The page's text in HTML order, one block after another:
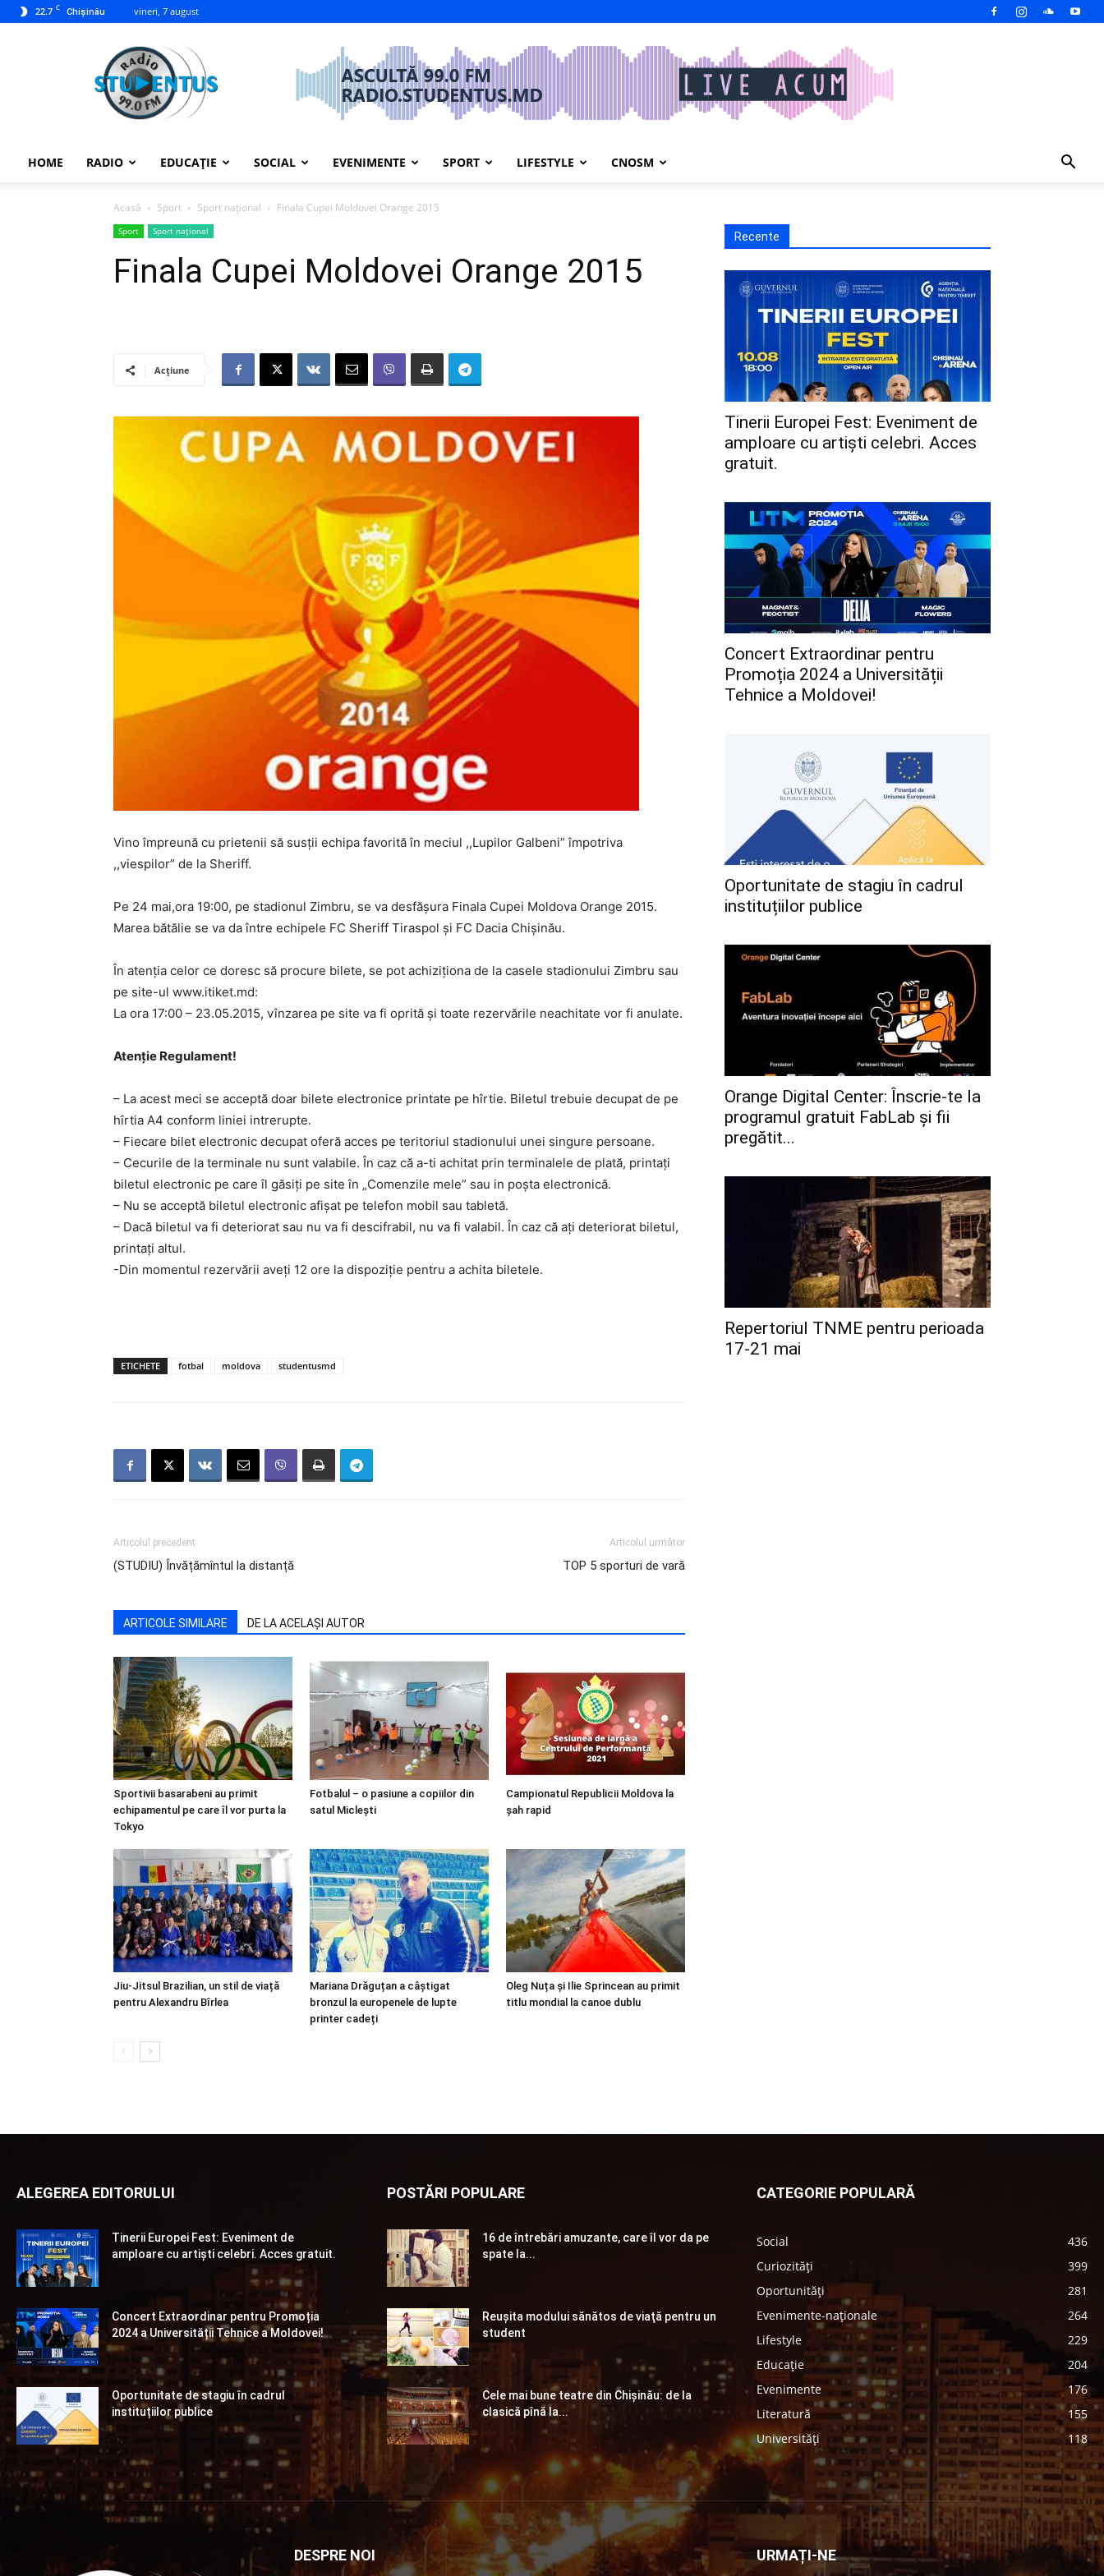
22.7 C Chișinău vineri, 7 august
studentus.md
HOME RADIO EDUCAȚIE SOCIAL EVENIMENTE SPORT LIFESTYLE CNOSM
Acasă Sport Sport național Finala Cupei Moldovei Orange 2015
Sport Sport național
Finala Cupei Moldovei Orange 2015
Acțiune
Vino împreună cu prietenii să susții echipa favorită în meciul ,,Lupilor Galbeni” împotriva
,,viespilor” de la Sheriff.
Pe 24 mai,ora 19:00, pe stadionul Zimbru, se va desfășura Finala Cupei Moldova Orange 2015.
Marea bătălie se va da între echipele FC Sheriff Tiraspol și FC Dacia Chișinău.
În atenția celor ce doresc să procure bilete, se pot achiziționa de la casele stadionului Zimbru sau
pe site-ul www.itiket.md:
La ora 17:00 – 23.05.2015, vînzarea pe site va fi oprită și toate rezervările neachitate vor fi anulate.
Atenție Regulament!
– La acest meci se acceptă doar bilete electronice printate pe hîrtie. Biletul trebuie decupat de pe
hîrtia A4 conform liniei intrerupte.
– Fiecare bilet electronic decupat oferă acces pe teritoriul stadionului unei singure persoane.
– Cecurile de la terminale nu sunt valabile. În caz că a-ti achitat prin terminalele de plată, printați
biletul electronic pe care îl găsiți pe site în „Comenzile mele” sau in poșta electronică.
– Nu se acceptă biletul electronic afișat pe telefon mobil sau tabletă.
– Dacă biletul va fi deteriorat sau nu va fi descifrabil, nu va fi valabil. În caz că ați deteriorat biletul,
printați altul.
-Din momentul rezervării aveți 12 ore la dispoziție pentru a achita biletele.
ETICHETE fotbal moldova studentusmd
Articolul precedent
(STUDIU) Învățămîntul la distanță
Articolul următor
TOP 5 sporturi de vară
ARTICOLE SIMILARE DE LA ACELAȘI AUTOR
Sportivii basarabeni au primit
echipamentul pe care îl vor purta la
Tokyo
Fotbalul – o pasiune a copiilor din
satul Miclești
Campionatul Republicii Moldova la
şah rapid
Jiu-Jitsul Brazilian, un stil de viață
pentru Alexandru Bîrlea
Mariana Drăguțan a câștigat
bronzul la europenele de lupte
printer cadeți
Oleg Nuța și Ilie Sprincean au primit
titlu mondial la canoe dublu
Recente
Tinerii Europei Fest: Eveniment de
amploare cu artiști celebri. Acces
gratuit.
Concert Extraordinar pentru
Promoția 2024 a Universității
Tehnice a Moldovei!
Oportunitate de stagiu în cadrul
instituțiilor publice
Orange Digital Center: Înscrie-te la
programul gratuit FabLab și fii
pregătit...
Repertoriul TNME pentru perioada
17-21 mai
ALEGEREA EDITORULUI
Tinerii Europei Fest: Eveniment de
amploare cu artiști celebri. Acces gratuit.
Concert Extraordinar pentru Promoția
2024 a Universității Tehnice a Moldovei!
Oportunitate de stagiu în cadrul
instituțiilor publice
POSTĂRI POPULARE
16 de întrebări amuzante, care îl vor da pe
spate la...
Reuşita modului sănătos de viaţă pentru un
student
Cele mai bune teatre din Chişinău: de la
clasică pînă la...
CATEGORIE POPULARĂ
Social
436
Curiozități
399
Oportunități
281
Evenimente-naționale
264
Lifestyle
229
Educație
204
Evenimente
176
Literatură
155
Universități
118
DESPRE NOI URMAȚI-NE